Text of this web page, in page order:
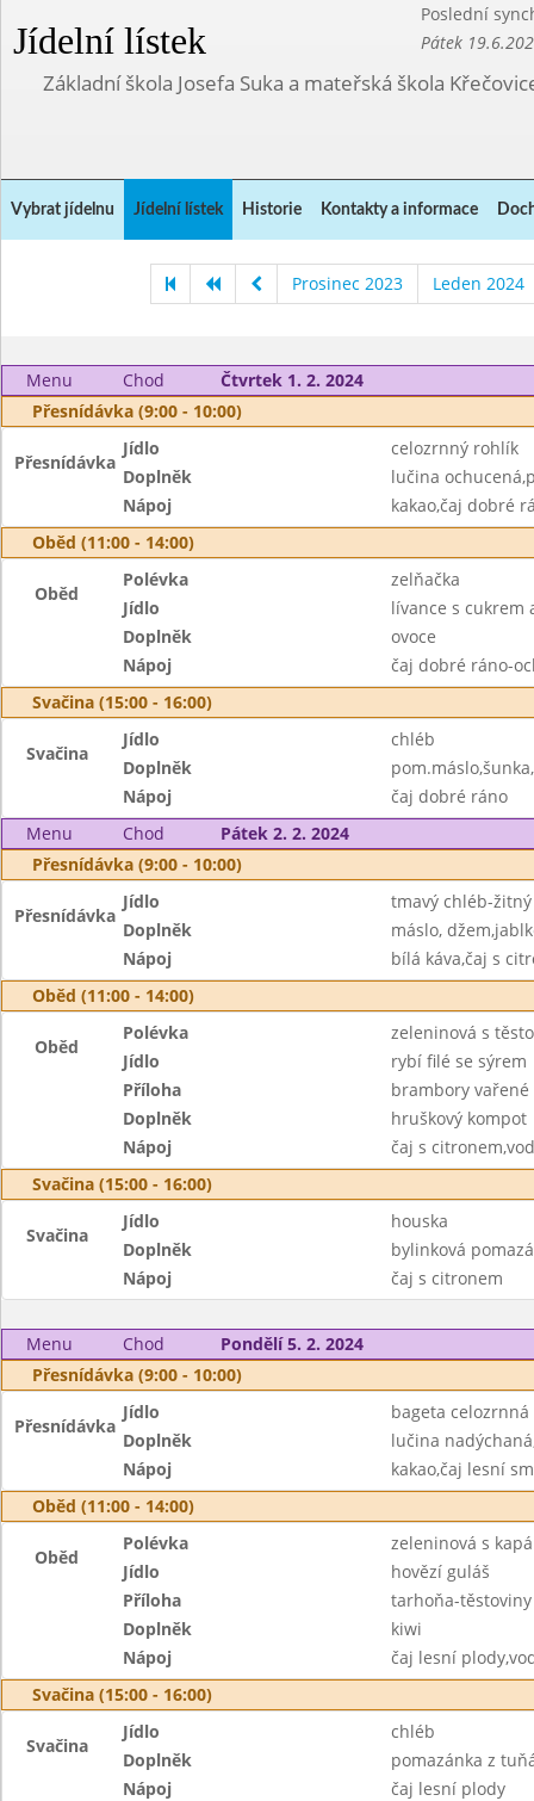
Jídelní lístek
Poslední
Pátek
Základní škola Josefa Suka a mateřská škola
Vybrat jídelnu Jídelní lístek Historie Kontakty a informace
Prosinec 2023 Leden 2024
Menu Chod
Čtvrtek 1. 2. 2024
Přesnídávka (9:00 - 10:00)
Přesnídávka
Jídlo
celozrnný rohlík
Doplněk
lučina
Nápoj
kakao,čaj dobré
Oběd (11:00 - 14:00)
Oběd
Polévka
zelňačka
Jídlo
lívance s cukrem
Doplněk
ovoce
Nápoj
čaj dobré ráno-
Svačina (15:00 - 16:00)
Svačina
Jídlo
chléb
Doplněk
Nápoj
čaj dobré ráno
Menu
Chod
Pátek 2. 2. 2024
Přesnídávka (9:00 - 10:00)
Přesnídávka
Jídlo
tmavý chléb-žitný
Doplněk
máslo,
Nápoj
bílá káva,čaj s
Oběd (11:00 - 14:00)
Oběd
Polévka
zeleninová s
Jídlo
rybí filé se sýrem
Příloha
brambory
Doplněk
hruškový kompot
Nápoj
čaj s
Svačina (15:00 - 16:00)
Svačina
Jídlo
houska
Doplněk
bylinková
Nápoj
čaj s citronem
Menu Chod
Pondělí 5. 2. 2024
Přesnídávka (9:00 - 10:00)
Přesnídávka
Jídlo
bageta celozrnná
Doplněk
lučina
Nápoj
kakao,čaj lesní
Oběd (11:00 - 14:00)
Oběd
Polévka
zeleninová s
Jídlo
hovězí guláš
Příloha
tarhoňa-těstoviny
Doplněk
kiwi
Nápoj
čaj lesní
Svačina (15:00 - 16:00)
Svačina
Jídlo
chléb
Doplněk
pomazánka z
Nápoj
čaj lesní plody